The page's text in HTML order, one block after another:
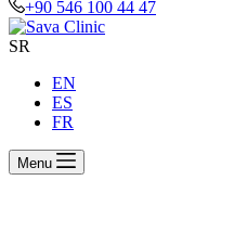
+90 546 100 44 47
SR
EN
ES
FR
Menu